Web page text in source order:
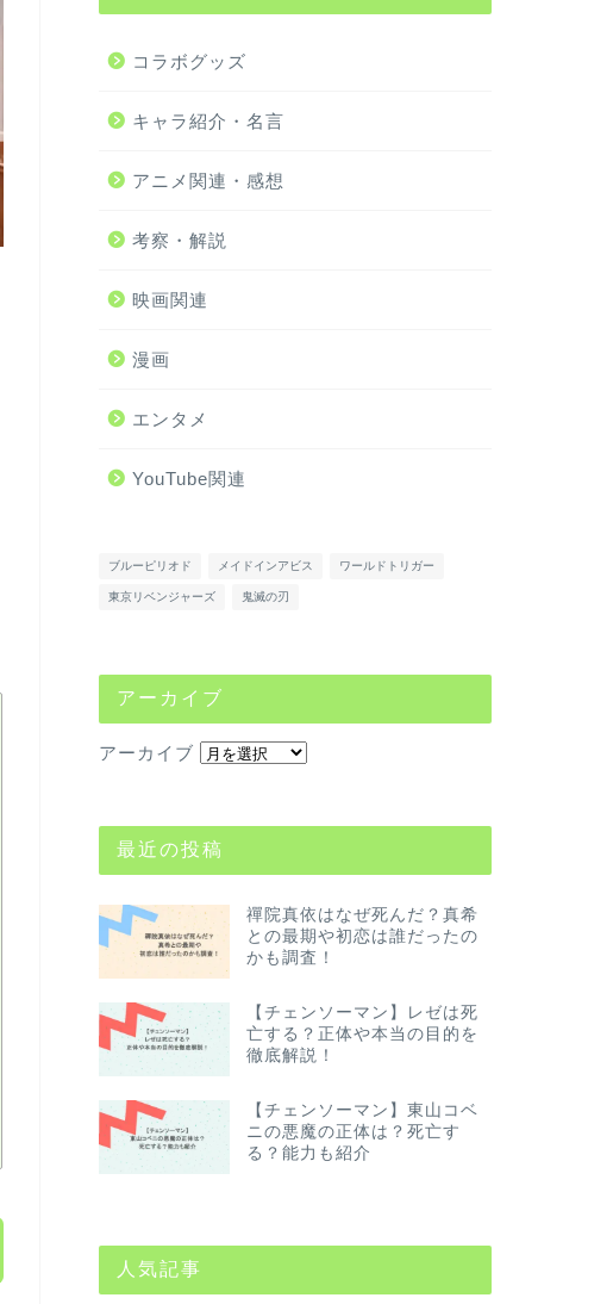
コラボグッズ
キャラ紹介・名言
アニメ関連・感想
考察・解説
映画関連
漫画
エンタメ
YouTube関連
ブルーピリオド メイドインアビス ワールドトリガー
東京リベンジャーズ 鬼滅の刃
アーカイブ
アーカイブ
最近の投稿
禪院真依はなぜ死んだ？真希
との最期や初恋は誰だったの
かも調査！
【チェンソーマン】レゼは死
亡する？正体や本当の目的を
徹底解説！
【チェンソーマン】東山コベ
ニの悪魔の正体は？死亡す
る？能力も紹介
人気記事